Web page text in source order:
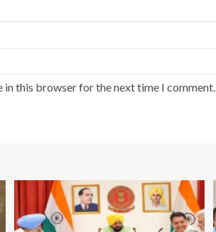
in this browser for the next time I comment.